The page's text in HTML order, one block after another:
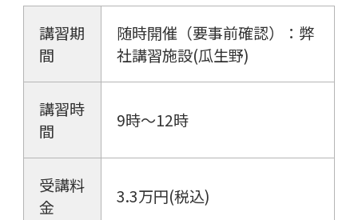
講習期
間
随時開催（要事前確認）：弊
社講習施設(瓜生野)
講習時
間
9時～12時
受講料
金
3.3万円(税込)